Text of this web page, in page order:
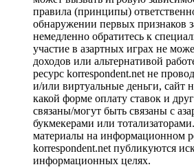
правила (принципы)
обнаружении первых признаков
немедленно обратитесь к
участие в азартных играх не
доходов или альтернативой
ресурс korrespondent.net не
и/или виртуальные деньги, сайт
какой форме оплату ставок и
связаны/могут быть связаны с
букмекерами или
материалы на информационном
korrespondent.net публикуются
информационных целях.